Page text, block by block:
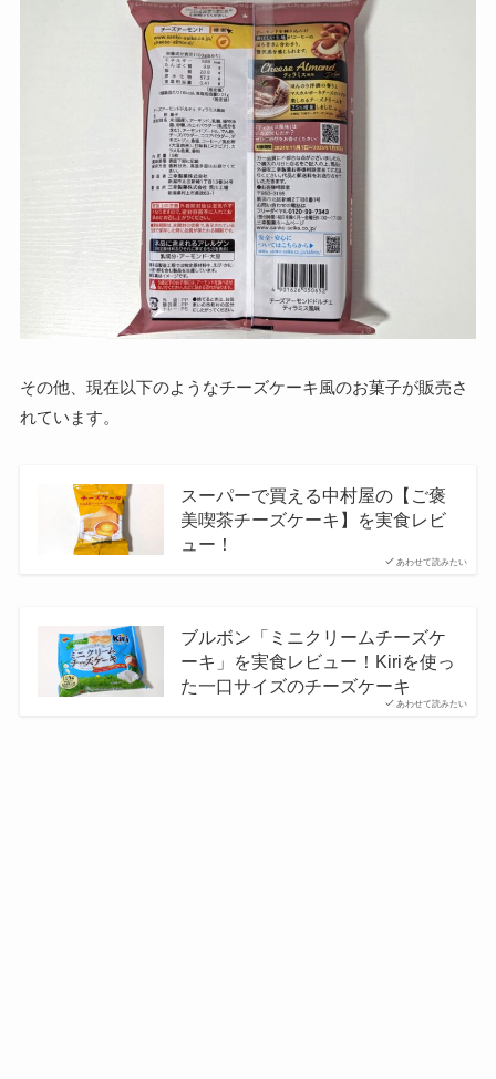
その他、現在以下のようなチーズケーキ風のお菓子が販売さ
れています。
あわせて読みたい
スーパーで買える中村屋の【ご褒
美喫茶チーズケーキ】を実食レビ
ュー！
あわせて読みたい
ブルボン「ミニクリームチーズケ
ーキ」を実食レビュー！Kiriを使っ
た一口サイズのチーズケーキ